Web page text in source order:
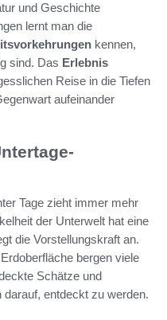
und Geschichte
lernt man die
kennen,
sind. Das Erlebnis
Reise in die Tiefen
aufeinander
Tage zieht immer mehr
der Unterwelt hat eine
die Vorstellungskraft an.
bergen viele
Schätze und
entdeckt zu werden.